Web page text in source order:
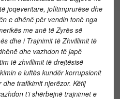
joqeveritare, jofitimprurëse dhe
e dhënë për vendin tonë nga
me anë të Zyrës së
dhe i Trajnimit të Zhvillimit të
dhe vazhdon të japë
të zhvillimit të drejtësisë
e luftës kundër korrupsionit
trafikimit njerëzor. Këtij
t’i shërbejnë trajnimet e